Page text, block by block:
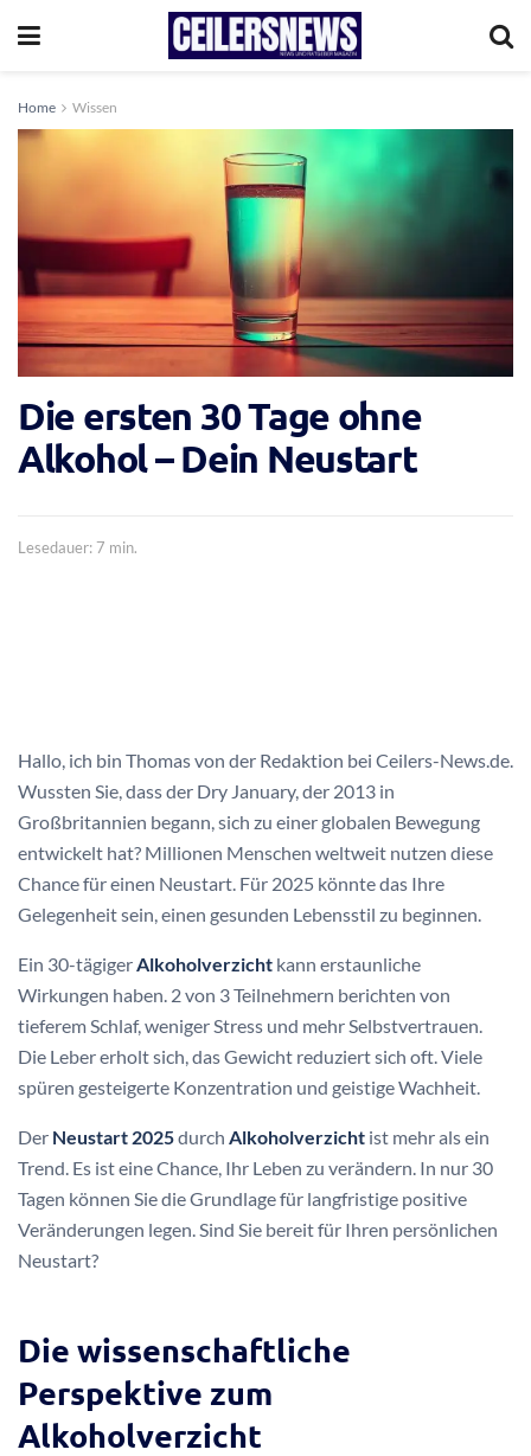
Home Wissen
Die ersten 30 Tage ohne
Alkohol – Dein Neustart
Lesedauer: 7 min.
Hallo, ich bin Thomas von der Redaktion bei Ceilers-News.de.
Wussten Sie, dass der Dry January, der 2013 in
Großbritannien begann, sich zu einer globalen Bewegung
entwickelt hat? Millionen Menschen weltweit nutzen diese
Chance für einen Neustart. Für 2025 könnte das Ihre
Gelegenheit sein, einen gesunden Lebensstil zu beginnen.
Ein 30-tägigerAlkoholverzicht kann erstaunliche
Wirkungen haben. 2 von 3 Teilnehmern berichten von
tieferem Schlaf, weniger Stress und mehr Selbstvertrauen.
Die Leber erholt sich, das Gewicht reduziert sich oft. Viele
spüren gesteigerte Konzentration und geistige Wachheit.
Der Neustart 2025durch Alkoholverzicht ist mehr als ein
Trend. Es ist eine Chance, Ihr Leben zu verändern. In nur 30
Tagen können Sie die Grundlage für langfristige positive
Veränderungen legen. Sind Sie bereit für Ihren persönlichen
Neustart?
Die wissenschaftliche
Perspektive zum
Alkoholverzicht